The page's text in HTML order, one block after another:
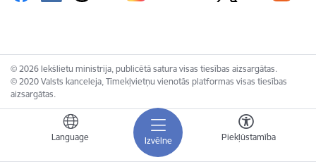
Izvēlne
Language Piekļūstamība
© 2026 Iekšlietu ministrija, publicētā satura visas tiesības aizsargātas.
© 2020 Valsts kanceleja, Tīmekļvietņu vienotās platformas visas tiesības
aizsargātas.